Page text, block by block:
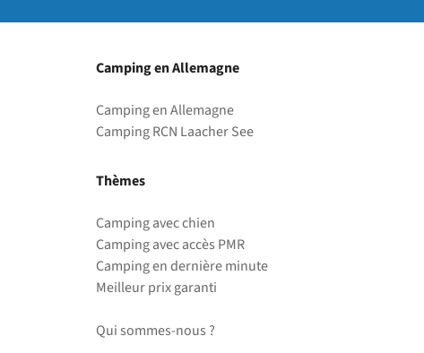
Camping en Allemagne
Camping en Allemagne
Camping RCN Laacher See
Thèmes
Camping avec chien
Camping avec accès PMR
Camping en dernière minute
Meilleur prix garanti
Qui sommes-nous ?